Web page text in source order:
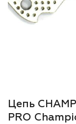
Воздуходувки
Скарификаторы
Блог
Цепь
PRO